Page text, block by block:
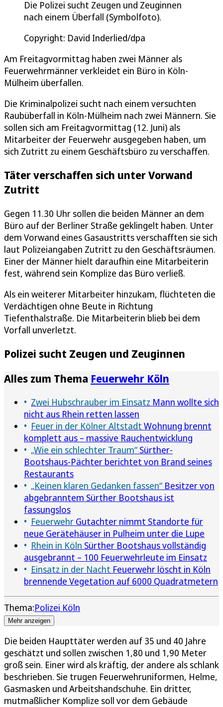
Die Polizei sucht Zeugen und Zeuginnen
nach einem Überfall (Symbolfoto).
Copyright: David Inderlied/dpa
Am Freitagvormittag haben zwei Männer als
Feuerwehrmänner verkleidet ein Büro in Köln-
Mülheim überfallen.
Die Kriminalpolizei sucht nach einem versuchten
Raubüberfall in Köln-Mülheim nach zwei Männern. Sie
sollen sich am Freitagvormittag (12. Juni) als
Mitarbeiter der Feuerwehr ausgegeben haben, um
sich Zutritt zu einem Geschäftsbüro zu verschaffen.
Täter verschaffen sich unter Vorwand
Zutritt
Gegen 11.30 Uhr sollen die beiden Männer an dem
Büro auf der Berliner Straße geklingelt haben. Unter
dem Vorwand eines Gasaustritts verschafften sie sich
laut Polizeiangaben Zutritt zu den Geschäftsräumen.
Einer der Männer hielt daraufhin eine Mitarbeiterin
fest, während sein Komplize das Büro verließ.
Als ein weiterer Mitarbeiter hinzukam, flüchteten die
Verdächtigen ohne Beute in Richtung
Tiefenthalstraße. Die Mitarbeiterin blieb bei dem
Vorfall unverletzt.
Polizei sucht Zeugen und Zeuginnen
Alles zum Thema Feuerwehr Köln
Zwei Hubschrauber im Einsatz Mann wollte sich
nicht aus Rhein retten lassen
Feuer in der Kölner Altstadt Wohnung brennt
komplett aus – massive Rauchentwicklung
„Wie ein schlechter Traum“ Sürther-
Bootshaus-Pächter berichtet von Brand seines
Restaurants
„Keinen klaren Gedanken fassen“ Besitzer von
abgebranntem Sürther Bootshaus ist
fassungslos
Feuerwehr Gutachter nimmt Standorte für
neue Gerätehäuser in Pulheim unter die Lupe
Rhein in Köln Sürther Bootshaus vollständig
ausgebrannt – 100 Feuerwehrleute im Einsatz
Einsatz in der Nacht Feuerwehr löscht in Köln
brennende Vegetation auf 6000 Quadratmetern
Thema:Polizei Köln
Mehr anzeigen
Die beiden Haupttäter werden auf 35 und 40 Jahre
geschätzt und sollen zwischen 1,80 und 1,90 Meter
groß sein. Einer wird als kräftig, der andere als schlank
beschrieben. Sie trugen Feuerwehruniformen, Helme,
Gasmasken und Arbeitshandschuhe. Ein dritter,
mutmaßlicher Komplize soll vor dem Gebäude